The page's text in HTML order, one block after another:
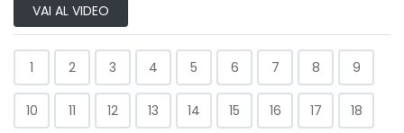
VAI AL VIDEO
1 2 3 4 5 6 7 8 9
10 11 12 13 14 15 16 17 18